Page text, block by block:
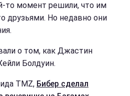
то момент решили, что им
друзьями. Но недавно они
о том, как Джастин
Болдуин.
TMZ, Бибер сделал